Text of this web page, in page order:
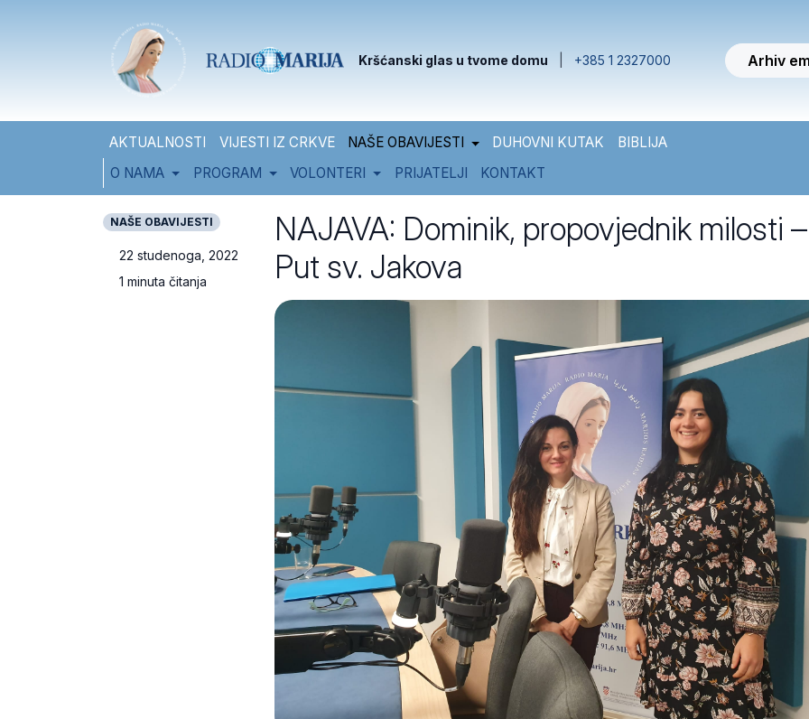
Kršćanski glas u tvome domu +385 1 2327000 Arhiv
AKTUALNOSTI VIJESTI IZ CRKVE NAŠE OBAVIJESTI DUHOVNI KUTAK
BIBLIJA
O NAMA
PROGRAM VOLONTERI PRIJATELJI KONTAKT
NAŠE OBAVIJESTI
22 studenoga, 2022
1 minuta čitanja
NAJAVA: Dominik, propovjednik milosti –
Put sv. Jakova